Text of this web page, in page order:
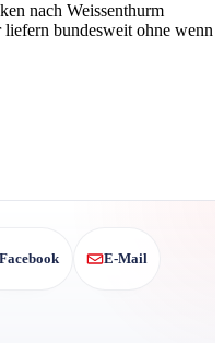
nach Weissenthurm
bundesweit ohne wenn
Facebook E-Mail